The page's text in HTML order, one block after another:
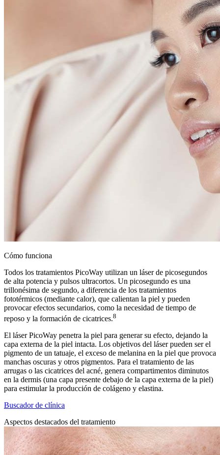
Cómo funciona
Todos los tratamientos PicoWay utilizan un láser de picosegundos
de alta potencia y pulsos ultracortos. Un picosegundo es una
trillonésima de segundo, a diferencia de los tratamientos
fototérmicos (mediante calor), que calientan la piel y pueden
provocar efectos secundarios, como la necesidad de tiempo de
reposo y la formación de cicatrices.8
El láser PicoWay penetra la piel para generar su efecto, dejando la
capa externa de la piel intacta. Los objetivos del láser pueden ser el
pigmento de un tatuaje, el exceso de melanina en la piel que provoca
manchas oscuras y otros pigmentos. Para el tratamiento de las
arrugas o las cicatrices del acné, genera compartimentos diminutos
en la dermis (una capa presente debajo de la capa externa de la piel)
para estimular la producción de colágeno y elastina.
Buscador de clínica
Aspectos destacados del tratamiento